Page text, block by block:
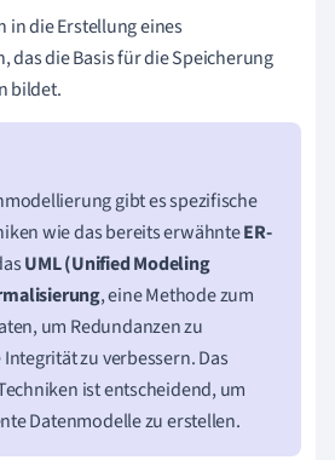
in die Erstellung eines
das die Basis für die Speicherung
bildet.
gibt es spezifische
wie das bereits erwähnteER-
UML (Unified Modeling
, eine Methode zum
um Redundanzen zu
zu verbessern. Das
ist entscheidend, um
Datenmodelle zu erstellen.